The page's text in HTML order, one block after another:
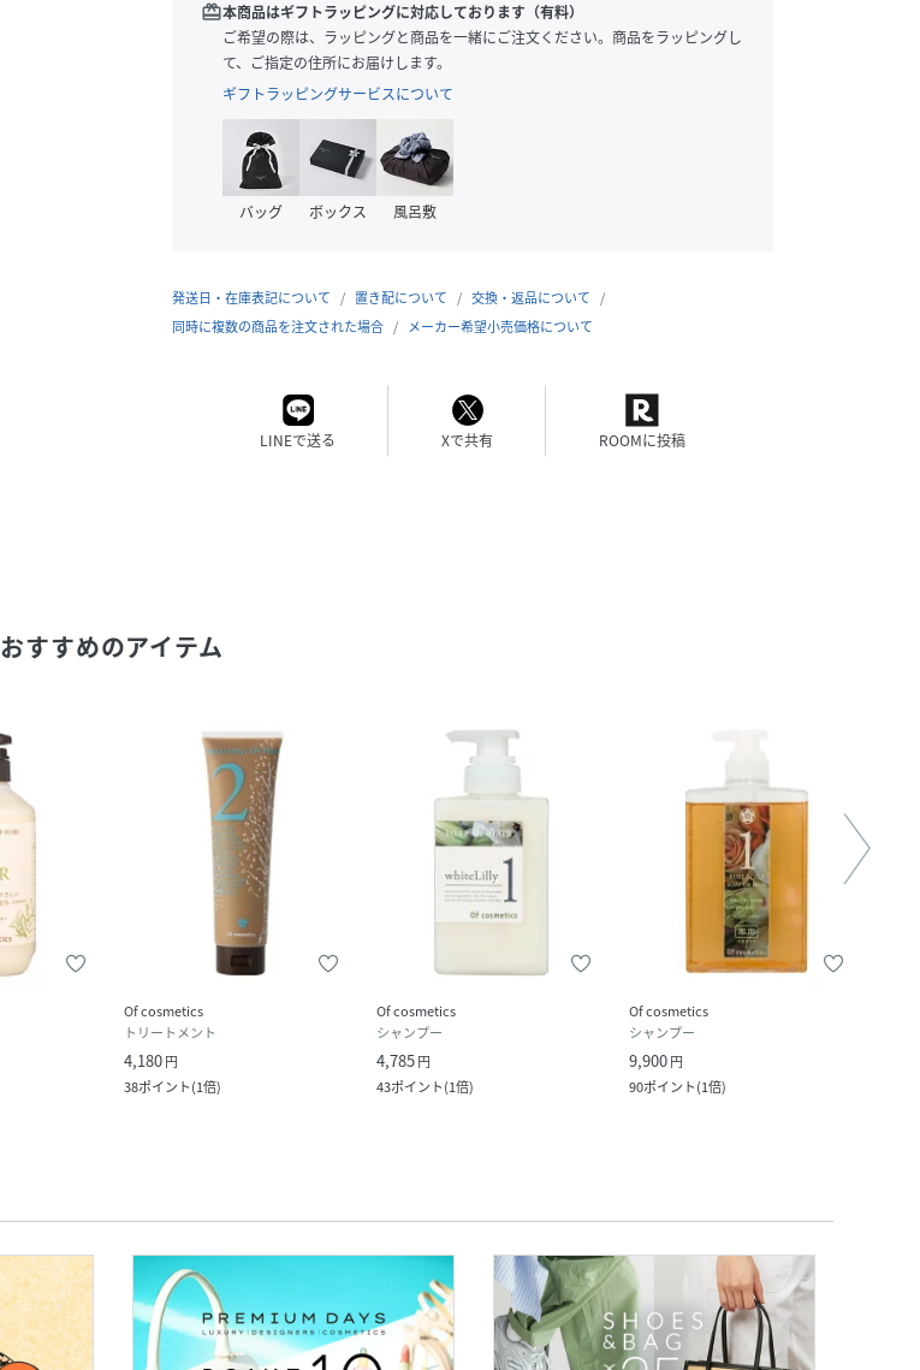
redeem本商品はギフトラッピングに対応しております（有料）
ご希望の際は、ラッピングと商品を一緒にご注文ください。商品をラッピングし
て、ご指定の住所にお届けします。
ギフトラッピングサービスについて
バッグ ボックス 風呂敷
発送日・在庫表記について 置き配について
交換・返品について
同時に複数の商品を注文された場合
メーカー希望小売価格について
LINEで送る Xで共有 ROOMに投稿
おすすめのアイテム
Of cosmetics
トリートメント
4,180円
38ポイント(1倍)
Of cosmetics
シャンプー
4,785円
43ポイント(1倍)
Of cosmetics
シャンプー
9,900円
90ポイント(1倍)